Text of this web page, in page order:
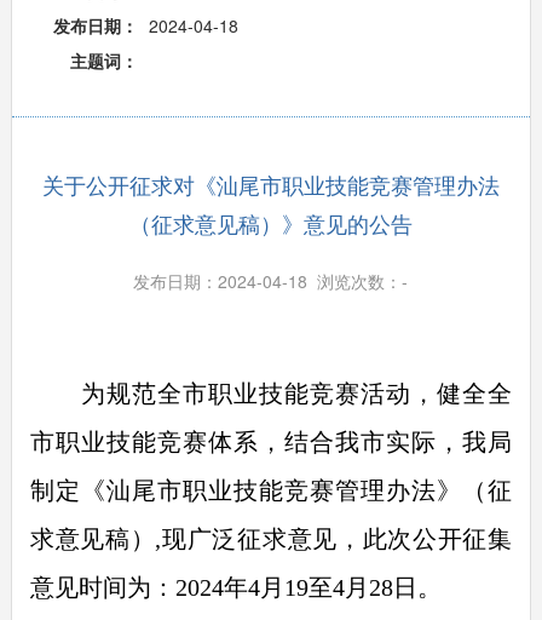
发布日期：
2024-04-18
主题词：
关于公开征求对《汕尾市职业技能竞赛管理办法
（征求意见稿）》意见的公告
发布日期：2024-04-18 浏览次数：-
为规范全市职业技能竞赛活动，健全全
市职业技能竞赛体系，结合我市实际，我局
制定《汕尾市职业技能竞赛管理办法》（征
求意见稿）,现广泛征求意见，此次公开征集
意见时间为：2024年4月19至4月28日。